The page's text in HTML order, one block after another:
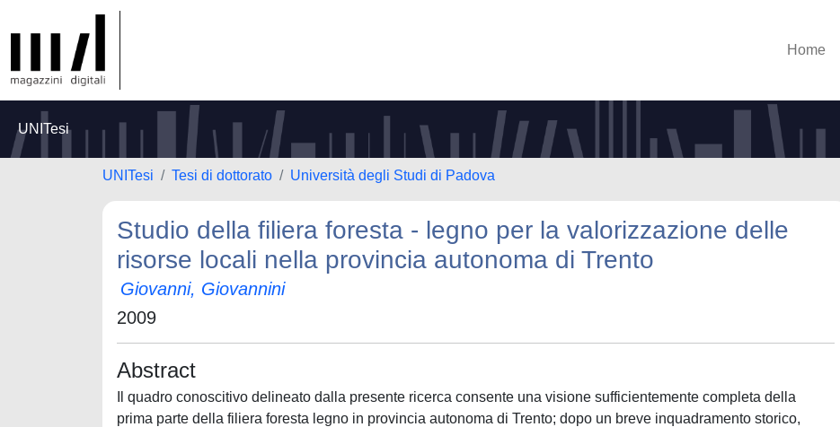
Home
UNITesi
UNITesi Tesi di dottorato Università degli Studi di Padova
Studio della filiera foresta - legno per la valorizzazione delle
risorse locali nella provincia autonoma di Trento
Giovanni, Giovannini
2009
Abstract
Il quadro conoscitivo delineato dalla presente ricerca consente una visione sufficientemente completa della
prima parte della filiera foresta legno in provincia autonoma di Trento; dopo un breve inquadramento storico,